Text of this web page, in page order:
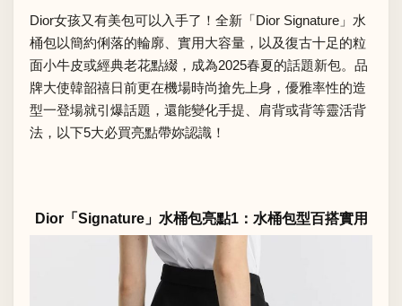
Dior女孩又有美包可以入手了！全新「Dior Signature」水
桶包以簡約俐落的輪廓、實用大容量，以及復古十足的粒
面小牛皮或經典老花點綴，成為2025春夏的話題新包。品
牌大使韓韶禧日前更在機場時尚搶先上身，優雅率性的造
型一登場就引爆話題，還能變化手提、肩背或背等靈活背
法，以下5大必買亮點帶妳認識！
Dior「Signature」水桶包亮點1：水桶包型百搭實用